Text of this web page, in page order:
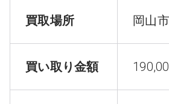
買取場所 岡山
買い取り金額